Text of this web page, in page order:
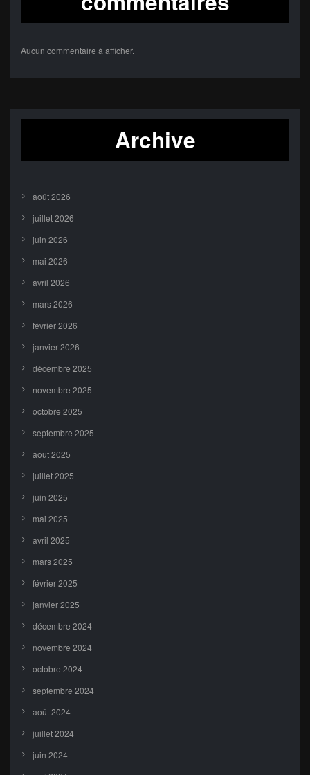
Aucun commentaire à afficher.
Archive
août 2026
juillet 2026
juin 2026
mai 2026
avril 2026
mars 2026
février 2026
janvier 2026
décembre 2025
novembre 2025
octobre 2025
septembre 2025
août 2025
juillet 2025
juin 2025
mai 2025
avril 2025
mars 2025
février 2025
janvier 2025
décembre 2024
novembre 2024
octobre 2024
septembre 2024
août 2024
juillet 2024
juin 2024